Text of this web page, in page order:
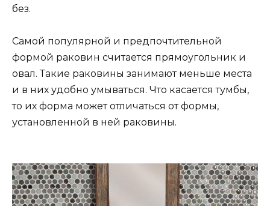
без.
Самой популярной и предпочтительной
формой раковин считается прямоугольник и
овал. Такие раковины занимают меньше места
и в них удобно умываться. Что касается тумбы,
то их форма может отличаться от формы,
установленной в ней раковины.